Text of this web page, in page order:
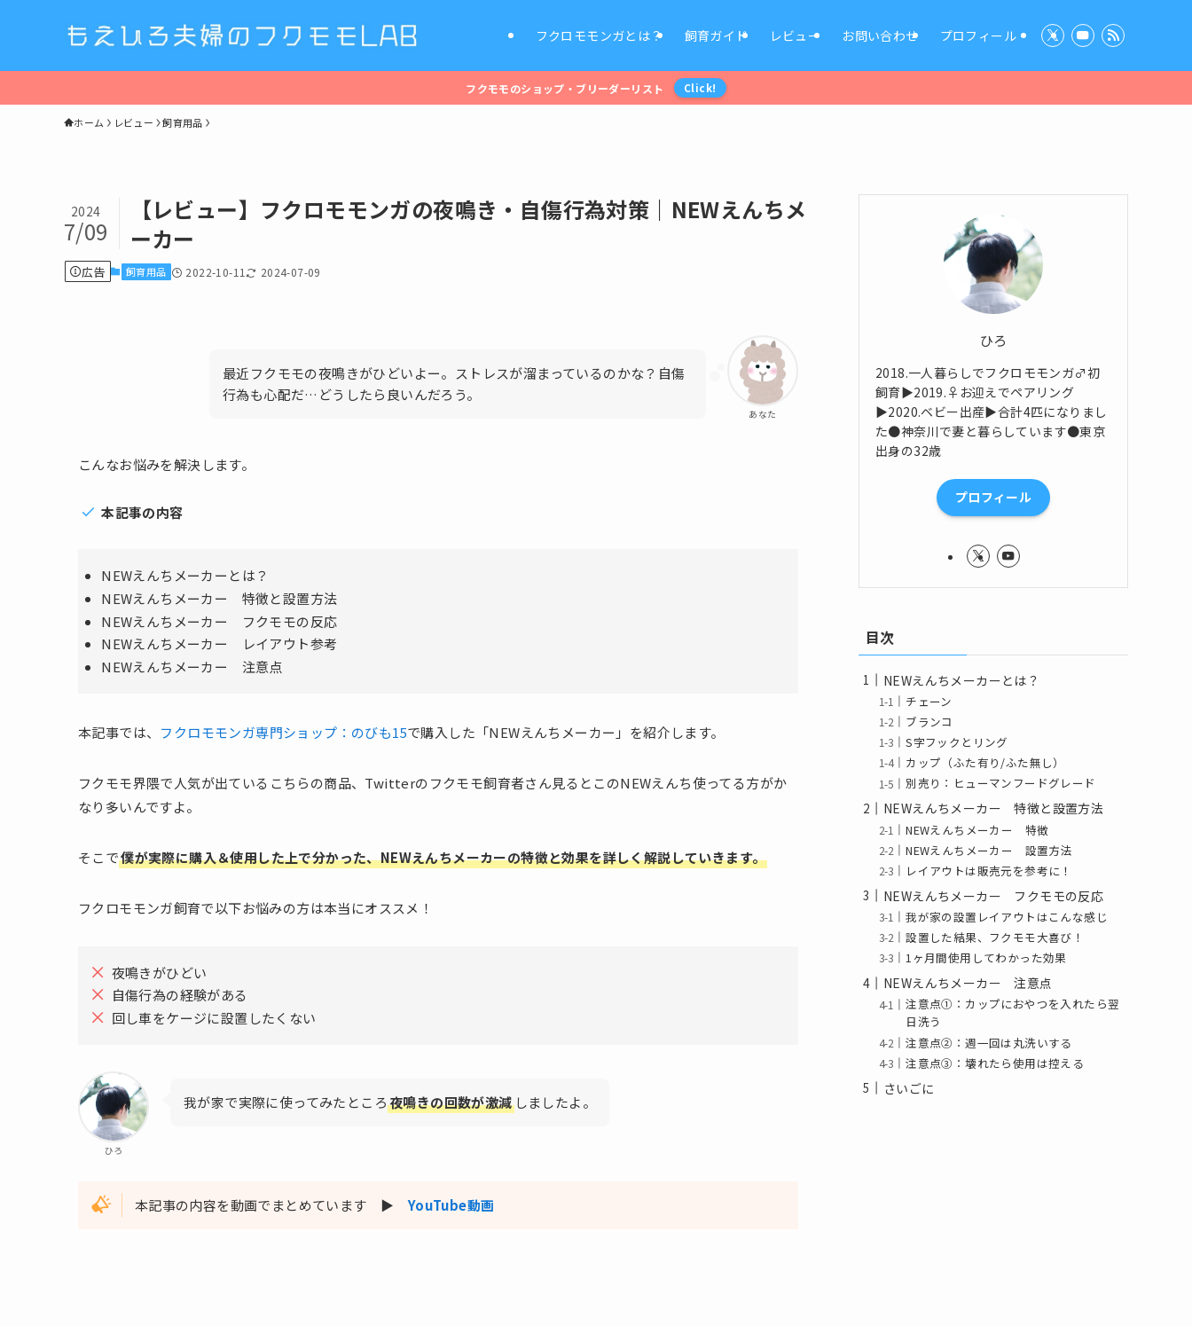
フクロモモンガとは？ 飼育ガイド レビュー お問い合わせ プロフィール
フクモモのショップ・ブリーダーリスト Click!
ホーム レビュー 飼育用品
【レビュー】フクロモモンガの夜鳴き・自傷行為対策｜NEWえんちメ
ーカー
2024
7/09
広告 飼育用品 2022-10-11 2024-07-09
あなた
最近フクモモの夜鳴きがひどいよー。ストレスが溜まっているのかな？自傷
行為も心配だ…どうしたら良いんだろう。
こんなお悩みを解決します。
本記事の内容
NEWえんちメーカーとは？
NEWえんちメーカー 特徴と設置方法
NEWえんちメーカー フクモモの反応
NEWえんちメーカー レイアウト参考
NEWえんちメーカー 注意点
本記事では、 フクロモモンガ専門ショップ：のびも15で購入した「NEWえんちメーカー」を紹介します。
フクモモ界隈で人気が出ているこちらの商品、Twitterのフクモモ飼育者さん見るとこのNEWえんち使ってる方がか
なり多いんですよ。
そこで僕が実際に購入＆使用した上で分かった、NEWえんちメーカーの特徴と効果を詳しく解説していきます。
フクロモモンガ飼育で以下お悩みの方は本当にオススメ！
夜鳴きがひどい
自傷行為の経験がある
回し車をケージに設置したくない
ひろ
我が家で実際に使ってみたところ夜鳴きの回数が激減しましたよ。
本記事の内容を動画でまとめています ▶️YouTube動画
ひろ
2018.一人暮らしでフクロモモンガ♂初
飼育▶2019.♀お迎えでペアリング
▶2020.ベビー出産▶合計4匹になりまし
た●神奈川で妻と暮らしています●東京
出身の32歳
プロフィール
目次
NEWえんちメーカーとは？
チェーン
ブランコ
S字フックとリング
カップ（ふた有り/ふた無し）
別売り：ヒューマンフードグレード
NEWえんちメーカー 特徴と設置方法
NEWえんちメーカー 特徴
NEWえんちメーカー 設置方法
レイアウトは販売元を参考に！
NEWえんちメーカー フクモモの反応
我が家の設置レイアウトはこんな感じ
設置した結果、フクモモ大喜び！
1ヶ月間使用してわかった効果
NEWえんちメーカー 注意点
注意点①：カップにおやつを入れたら翌
日洗う
注意点②：週一回は丸洗いする
注意点③：壊れたら使用は控える
さいごに